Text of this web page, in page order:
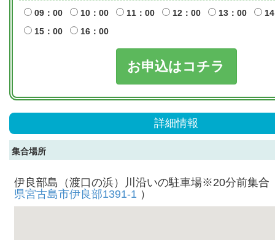
09：00
10：00 11：00 12：00 13：00
15：00
16：00
お申込はコチラ
詳細情報
集合場所
伊良部島（渡口の浜）川沿いの駐車場※20分前集合
県宮古島市伊良部1391-1 ）